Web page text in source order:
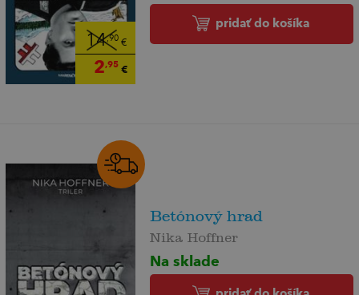
14,90€
2,95€
pridať do košíka
Betónový hrad
Nika Hoffner
Na sklade